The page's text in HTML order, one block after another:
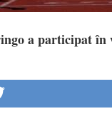
a participat în